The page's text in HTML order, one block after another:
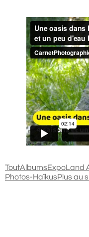
ToutAlbumsExpoLand
Photos-HaïkusPlus au